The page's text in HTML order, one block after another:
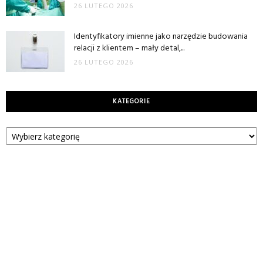
26 LUTEGO 2026
Identyfikatory imienne jako narzędzie budowania
relacji z klientem – mały detal,...
26 LUTEGO 2026
KATEGORIE
Kategorie